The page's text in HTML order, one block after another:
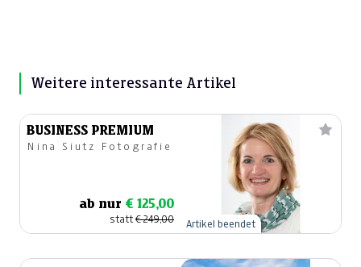
Weitere interessante Artikel
BUSINESS PREMIUM
Nina Siutz Fotografie
ab nur € 125,00
statt€ 249,00 Artikel beendet